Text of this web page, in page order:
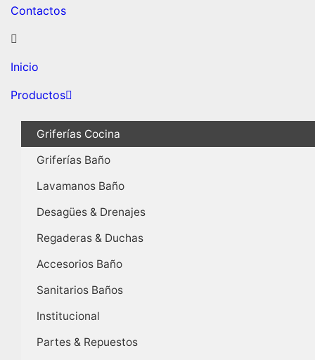
Contactos
Inicio
Productos
Griferías Cocina
Griferías Baño
Lavamanos Baño
Desagües & Drenajes
Regaderas & Duchas
Accesorios Baño
Sanitarios Baños
Institucional
Partes & Repuestos